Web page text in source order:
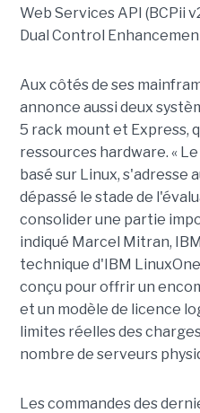
Web Services API (BCPii
Dual Control
Aux côtés de ses
annonce aussi deux
5 rack mount et Express,
ressources hardware. «
basé sur Linux, s'adresse
dépassé le stade de
consolider une partie
indiqué Marcel Mitran,
technique d'IBM
conçu pour offrir un
et un modèle de licence
limites réelles des
nombre de serveurs
Les commandes des